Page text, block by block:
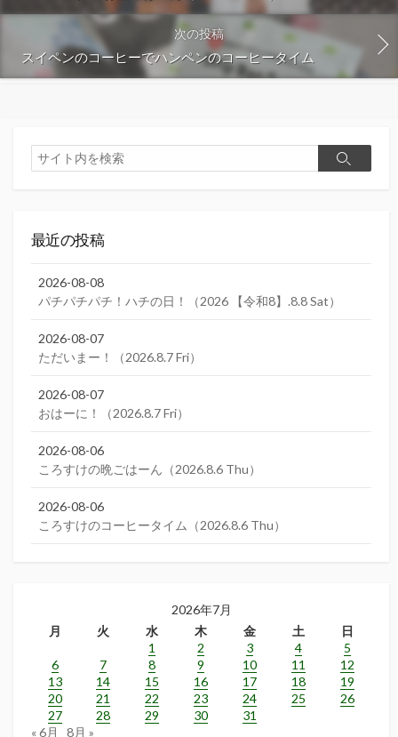
次の投稿
スイペンのコーヒーでハンペンのコーヒータイム
検
索
検
最近の投稿
2026-08-08
パチパチパチ！ハチの日！（2026 【令和8】.8.8 Sat）
2026-08-07
ただいまー！（2026.8.7 Fri）
2026-08-07
おはーに！（2026.8.7 Fri）
2026-08-06
ころすけの晩ごはーん（2026.8.6 Thu）
2026-08-06
ころすけのコーヒータイム（2026.8.6 Thu）
2026年7月
月
火 水 木 金 土
日
1
2 3 4
5
6
7 8 9 10 11
12
13
14 15 16 17 18
19
20
21 22 23 24 25
26
27
28 29 30
31
« 6月
8月 »